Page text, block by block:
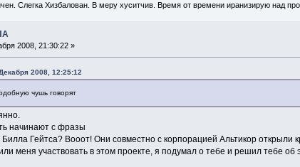
Слегка Хизбалован. В меру хуситчив. Время от времени иранизирую над
2008, 21:30:22 »
2008, 12:25:12
чушь говорят
начинают с фразы
Гейтса? Вооот! Они совместно с корпорацией Альтикор открыли
меня участвовать в этом проекте, я подумал о тебе и решил тебе